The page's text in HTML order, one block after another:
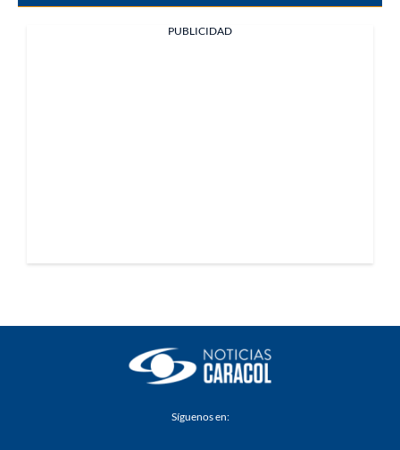
PUBLICIDAD
Síguenos en: